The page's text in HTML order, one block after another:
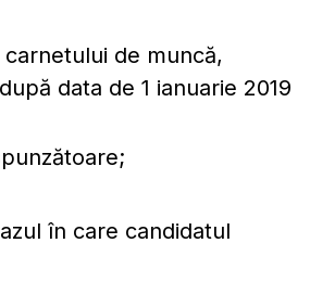
de muncă,
data de 1 ianuarie 2019
în care candidatul